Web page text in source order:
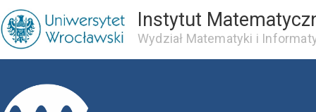
Instytut
Wydział Matematyki i